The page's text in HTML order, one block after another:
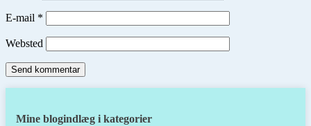
E-mail *
Websted
Mine blogindlæg i kategorier